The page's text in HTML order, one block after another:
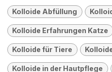
Kolloide Abfüllung
Kolloide Erfahrungen Katze
Kolloide für Tiere
Kolloide in der Hautpflege